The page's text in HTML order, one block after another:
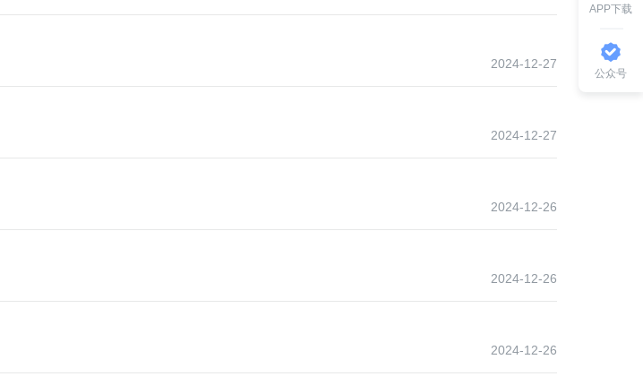
2024-12-27
2024-12-27
2024-12-26
2024-12-26
2024-12-26
APP下载
公众号